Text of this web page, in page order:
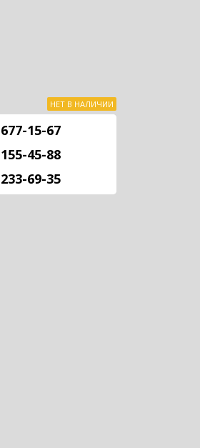
НЕТ В НАЛИЧИИ
15-67
45-88
69-35